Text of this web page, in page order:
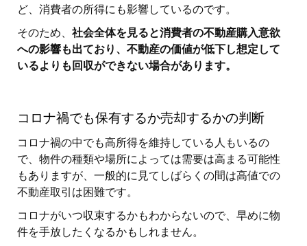
ど、消費者の所得にも影響しているのです。
そのため、 社会全体を見ると消費者の不動産購入意欲
への影響も出ており、不動産の価値が低下し想定して
いるよりも回収ができない場合があります。
コロナ禍でも保有するか売却するかの判断
コロナ禍の中でも高所得を維持している人もいるの
で、物件の種類や場所によっては需要は高まる可能性
もありますが、一般的に見てしばらくの間は高値での
不動産取引は困難です。
コロナがいつ収束するかもわからないので、早めに物
件を手放したくなるかもしれません。